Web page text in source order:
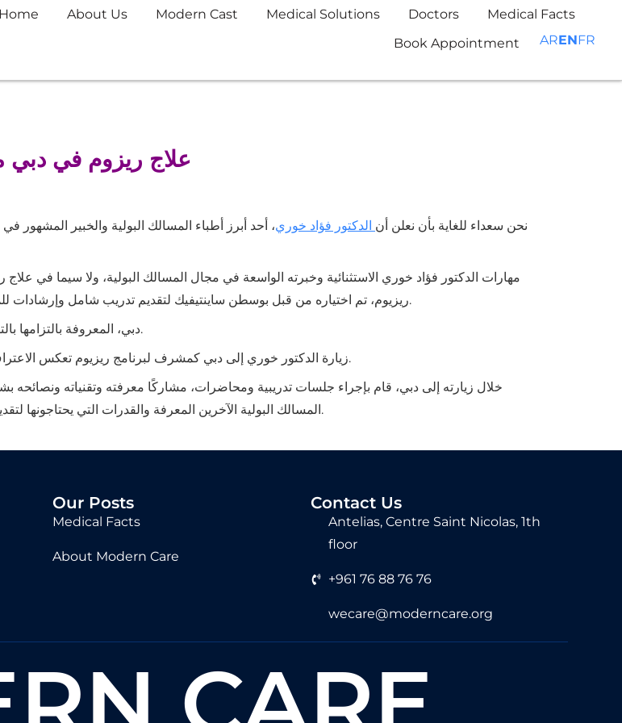
Home About Us Modern Cast Medical Solutions Doctors
Medical Facts
Book Appointment
ARENFR
علاج ريزوم في دبي
نحن سعداء للغاية بأن نعلن أن الدكتور فؤاد خوري، أحد أبرز أطباء المسالك البولية والخبير
مهارات الدكتور فؤاد خوري الاستثنائية وخبرته الواسعة في مجال المسالك البولية، ولا سيما في
ريزيوم، تم اختياره من قبل بوسطن ساينتيفيك لتقديم تدريب شامل وإرشاداتفي ممارستهم.
دبي، المعروفة بالتزامها بالتطورات الطبية وتقديم العلاجات المتقدمة، أصبحت وجهة لهذا التعاون الهام.
زيارة الدكتور خوري إلى دبي كمشرف لبرنامج ريزيوم تعكس الاعتراف العالمي بخبرته والطلب المتزايد على علاج ريزيوم في جميع أنحاء العالم.
خلال زيارته إلى دبي، قام بإجراء جلسات تدريبية ومحاضرات، مشاركًا معرفته وتقنياته ونصائحه
المسالك البولية الآخرين المعرفة والقدرات التي يحتاجونها لتقديم علاج ريزيوم بنجاح، مما يضمن حصول المرضى على أفضل رعاية ممكنة.
Our Posts
Medical Facts
About Modern Care
Contact Us
Antelias, Centre Saint Nicolas, 1th
floor
+961 76 88 76 76
wecare@moderncare.org